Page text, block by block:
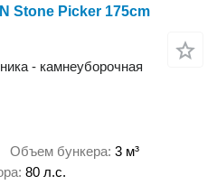
Stone Picker 175cm
- камнеуборочная
Объем бункера 3 м³
80 л.с.